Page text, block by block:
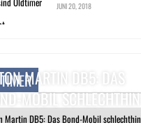
JUNI 20, 2018
MARTIN DB5: DAS
MOBIL SCHLECHTHIN